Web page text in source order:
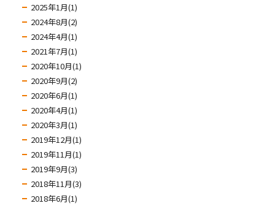
2025年1月(1)
2024年8月(2)
2024年4月(1)
2021年7月(1)
2020年10月(1)
2020年9月(2)
2020年6月(1)
2020年4月(1)
2020年3月(1)
2019年12月(1)
2019年11月(1)
2019年9月(3)
2018年11月(3)
2018年6月(1)